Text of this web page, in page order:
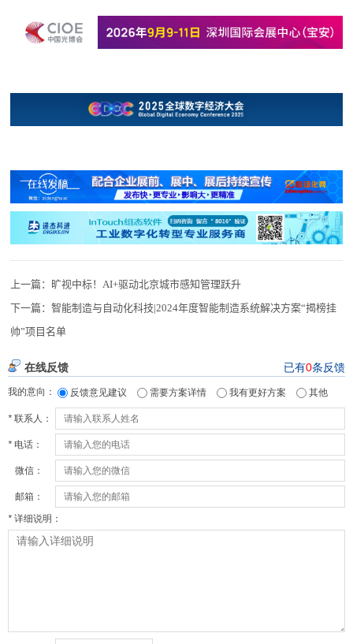
上一篇：
旷视中标！AI+驱动北京城市感知管理跃升
下一篇：智能制造与自动化科技|2024年度智能制造系统解决方案“揭榜挂
帅”项目名单